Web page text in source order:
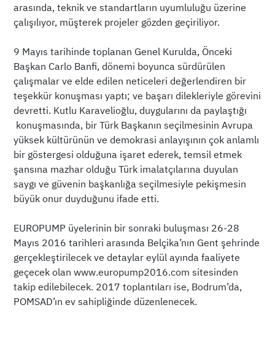
arasında, teknik ve standartların uyumluluğu üzerine
çalışılıyor, müşterek projeler gözden geçiriliyor.
9 Mayıs tarihinde toplanan Genel Kurulda, Önceki
Başkan Carlo Banfi, dönemi boyunca sürdürülen
çalışmalar ve elde edilen neticeleri değerlendiren bir
teşekkür konuşması yaptı; ve başarı dilekleriyle görevini
devretti. Kutlu Karavelioğlu, duygularını da paylaştığı
konuşmasında, bir Türk Başkanın seçilmesinin Avrupa
yüksek kültürünün ve demokrasi anlayışının çok anlamlı
bir göstergesi olduğuna işaret ederek, temsil etmek
şansına mazhar olduğu Türk imalatçılarına duyulan
saygı ve güvenin başkanlığa seçilmesiyle pekişmesin
büyük onur duyduğunu ifade etti.
EUROPUMP üyelerinin bir sonraki buluşması 26-28
Mayıs 2016 tarihleri arasında Belçika’nın Gent şehrinde
gerçekleştirilecek ve detaylar eylül ayında faaliyete
geçecek olan www.europump2016.com sitesinden
takip edilebilecek. 2017 toplantıları ise, Bodrum’da,
POMSAD’ın ev sahipliğinde düzenlenecek.